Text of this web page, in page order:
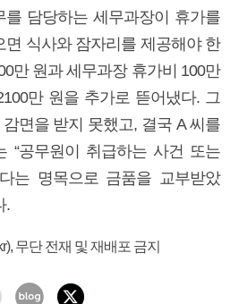
를 담당하는 세무과장이 휴가를
면 식사와 잠자리를 제공해야 한
만 원과 세무과장 휴가비 100만
만 원을 추가로 뜯어냈다. 그
면을 받지 못했고, 결국 A 씨를
“공무원이 취급하는 사건 또는
는 명목으로 금품을 교부받았
.
무단 전재 및 재배포 금지